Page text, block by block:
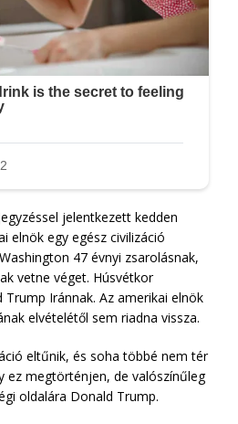
jelentkezett kedden
elnök egy egész civilizáció
47 évnyi zsarolásnak,
vetne véget. Húsvétkor
Iránnak. Az amerikai elnök
elvételétől sem riadna vissza.
eltűnik, és soha többé nem tér
ez megtörténjen, de valószínűleg
oldalára Donald Trump.